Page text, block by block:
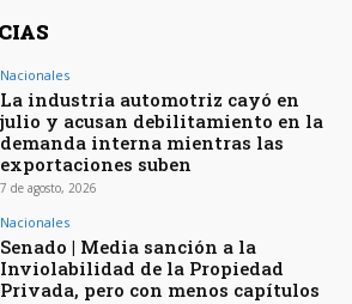
Nacionales
La industria automotriz cayó en
julio y acusan debilitamiento en la
demanda interna mientras las
exportaciones suben
7 de agosto, 2026
Nacionales
Senado | Media sanción a la
Inviolabilidad de la Propiedad
Privada, pero con menos capítulos